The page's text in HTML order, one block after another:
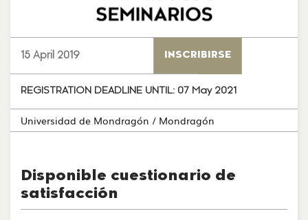
15 April 2019 INSCRIBIRSE
REGISTRATION DEADLINE UNTIL: 07 May 2021
Universidad de Mondragón / Mondragón
Disponible cuestionario de
satisfacción